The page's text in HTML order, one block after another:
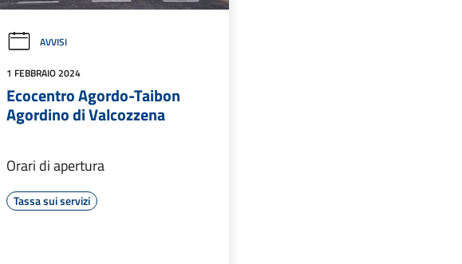
AVVISI
1 FEBBRAIO 2024
Ecocentro Agordo-Taibon
Agordino di Valcozzena
Orari di apertura
Tassa sui servizi